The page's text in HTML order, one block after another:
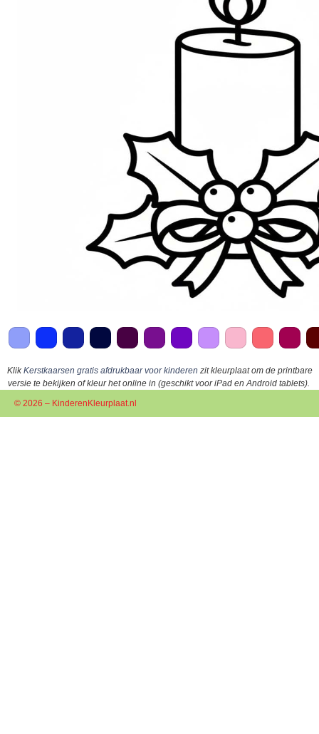
KlikKerstkaarsen gratis afdrukbaar voor kinderen zit kleurplaat om de printbare
versie te bekijken of kleur het online in (geschikt voor iPad en Android tablets).
© 2026 – KinderenKleurplaat.nl